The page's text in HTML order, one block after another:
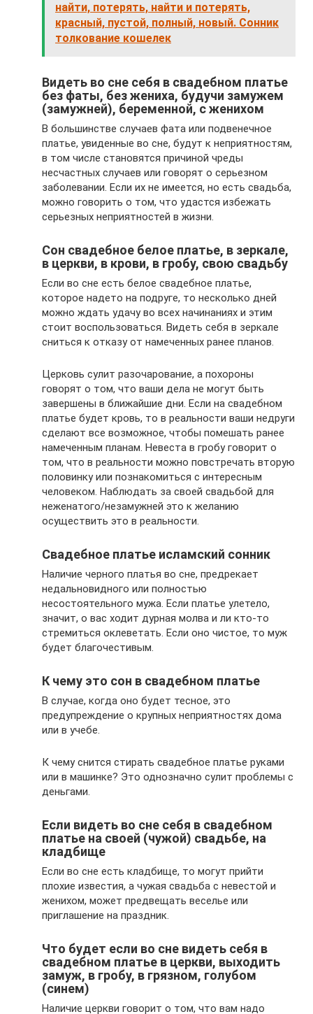
найти, потерять, найти и потерять,
красный, пустой, полный, новый. Сонник
толкование кошелек
Видеть во сне себя в свадебном платье
без фаты, без жениха, будучи замужем
(замужней), беременной, с женихом
В большинстве случаев фата или подвенечное
платье, увиденные во сне, будут к неприятностям,
в том числе становятся причиной чреды
несчастных случаев или говорят о серьезном
заболевании. Если их не имеется, но есть свадьба,
можно говорить о том, что удастся избежать
серьезных неприятностей в жизни.
Сон свадебное белое платье, в зеркале,
в церкви, в крови, в гробу, свою свадьбу
Если во сне есть белое свадебное платье,
которое надето на подруге, то несколько дней
можно ждать удачу во всех начинаниях и этим
стоит воспользоваться. Видеть себя в зеркале
сниться к отказу от намеченных ранее планов.
Церковь сулит разочарование, а похороны
говорят о том, что ваши дела не могут быть
завершены в ближайшие дни. Если на свадебном
платье будет кровь, то в реальности ваши недруги
сделают все возможное, чтобы помешать ранее
намеченным планам. Невеста в гробу говорит о
том, что в реальности можно повстречать вторую
половинку или познакомиться с интересным
человеком. Наблюдать за своей свадьбой для
неженатого/незамужней это к желанию
осуществить это в реальности.
Свадебное платье исламский сонник
Наличие черного платья во сне, предрекает
недальновидного или полностью
несостоятельного мужа. Если платье улетело,
значит, о вас ходит дурная молва и ли кто-то
стремиться оклеветать. Если оно чистое, то муж
будет благочестивым.
К чему это сон в свадебном платье
В случае, когда оно будет тесное, это
предупреждение о крупных неприятностях дома
или в учебе.
К чему снится стирать свадебное платье руками
или в машинке? Это однозначно сулит проблемы с
деньгами.
Если видеть во сне себя в свадебном
платье на своей (чужой) свадьбе, на
кладбище
Если во сне есть кладбище, то могут прийти
плохие известия, а чужая свадьба с невестой и
женихом, может предвещать веселье или
приглашение на праздник.
Что будет если во сне видеть себя в
свадебном платье в церкви, выходить
замуж, в гробу, в грязном, голубом
(синем)
Наличие церкви говорит о том, что вам надо